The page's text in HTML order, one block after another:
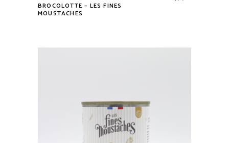
BROCOLOTTE – LES FINES
MOUSTACHES